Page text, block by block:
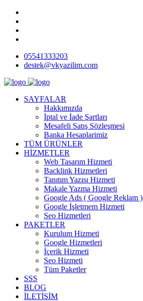
05541333203
destek@vkyazilim.com
SAYFALAR
Hakkımızda
İptal ve İade Şartları
Mesafeli Satış Sözleşmesi
Banka Hesaplarimiz
TÜM ÜRÜNLER
HİZMETLER
Web Tasarım Hizmeti
Backlink Hizmetleri
Tanıtım Yazısı Hizmeti
Makale Yazma Hizmeti
Google Ads ( Google Reklam )
Google İşletmem Hizmeti
Seo Hizmetleri
PAKETLER
Kurulum Hizmeti
Google Hizmetleri
İçerik Hizmeti
Seo Hizmeti
Tüm Paketler
SSS
BLOG
İLETİŞİM